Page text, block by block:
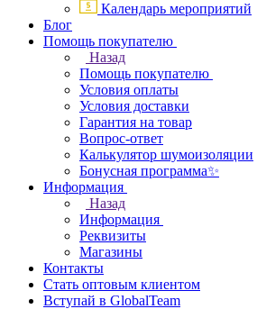
Календарь мероприятий
Блог
Помощь покупателю
Назад
Помощь покупателю
Условия оплаты
Условия доставки
Гарантия на товар
Вопрос-ответ
Калькулятор шумоизоляции
Бонусная программа✨
Информация
Назад
Информация
Реквизиты
Магазины
Контакты
Стать оптовым клиентом
Вступай в GlobalTeam